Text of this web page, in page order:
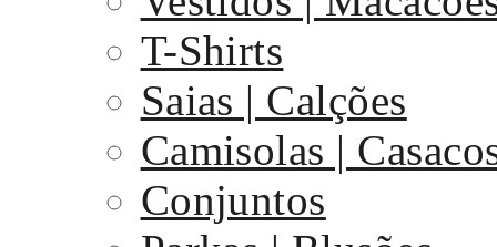
T-Shirts
Saias | Calções
Camisolas |
Conjuntos